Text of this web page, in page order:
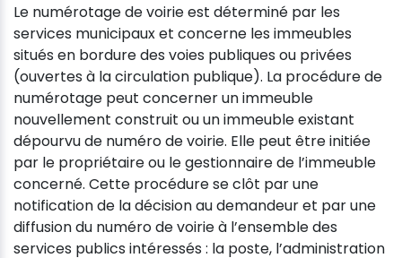
Le numérotage de voirie est déterminé par les
services municipaux et concerne les immeubles
situés en bordure des voies publiques ou privées
(ouvertes à la circulation publique). La procédure de
numérotage peut concerner un immeuble
nouvellement construit ou un immeuble existant
dépourvu de numéro de voirie. Elle peut être initiée
par le propriétaire ou le gestionnaire de l’immeuble
concerné. Cette procédure se clôt par une
notification de la décision au demandeur et par une
diffusion du numéro de voirie à l’ensemble des
services publics intéressés : la poste, l’administration